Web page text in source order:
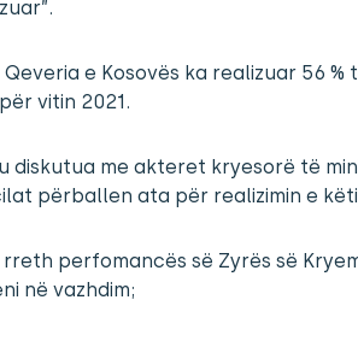
e Kosovës ka realizuar 56
vitin 2021.
diskutua me akteret kryesorë të
përballen ata për realizimin e
perfomancës së Zyrës së
në vazhdim;